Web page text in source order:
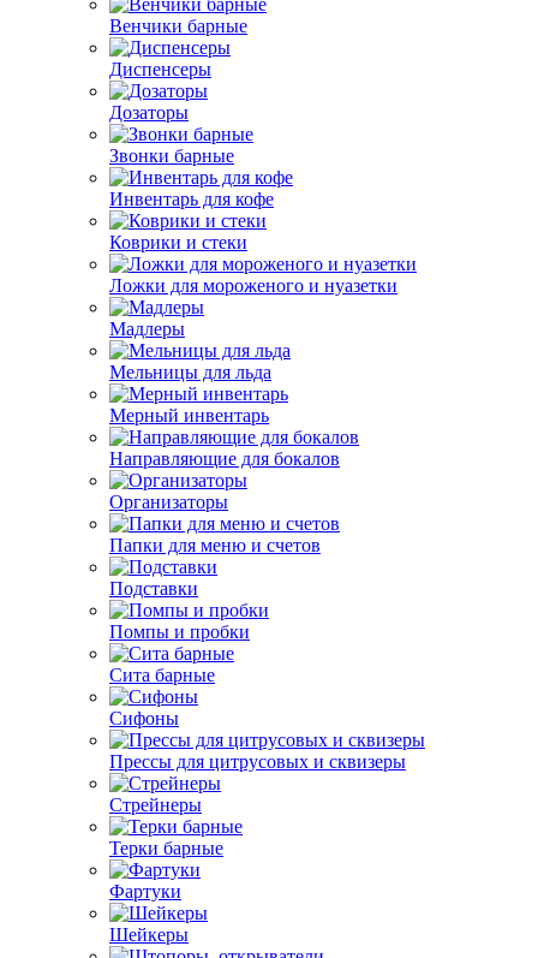
Венчики барные
Диспенсеры
Дозаторы
Звонки барные
Инвентарь для кофе
Коврики и стеки
Ложки для мороженого и нуазетки
Мадлеры
Мельницы для льда
Мерный инвентарь
Направляющие для бокалов
Организаторы
Папки для меню и счетов
Подставки
Помпы и пробки
Сита барные
Сифоны
Прессы для цитрусовых и сквизеры
Стрейнеры
Терки барные
Фартуки
Шейкеры